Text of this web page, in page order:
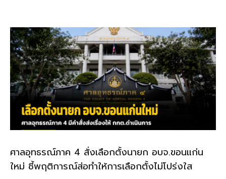
ศาลอุทธรณ์ภาค 4 สั่งเลือกตั้งนายก อบจ.ขอนแก่น
ใหม่ ชี้พฤติการณ์ส่อทำให้การเลือกตั้งไม่โปร่งใส